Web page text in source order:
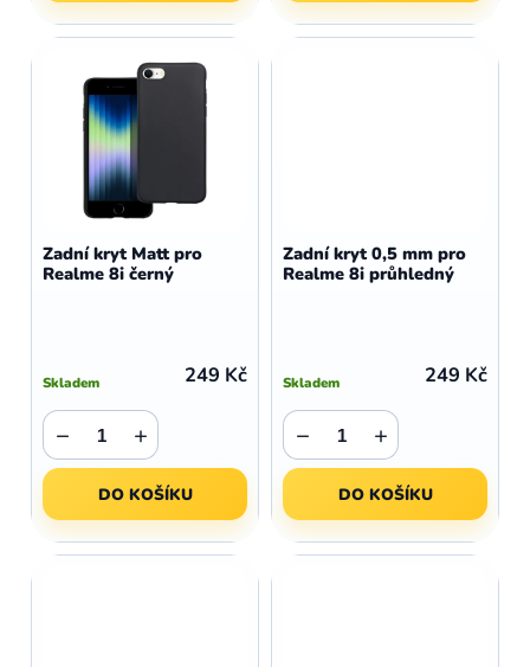
Zadní kryt Matt pro
Realme 8i černý
Skladem 249 Kč
+
−
DO KOŠÍKU
Zadní kryt 0,5 mm pro
Realme 8i průhledný
Skladem 249 Kč
+
−
DO KOŠÍKU